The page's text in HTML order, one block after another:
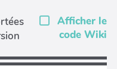
Afficher le
code Wiki